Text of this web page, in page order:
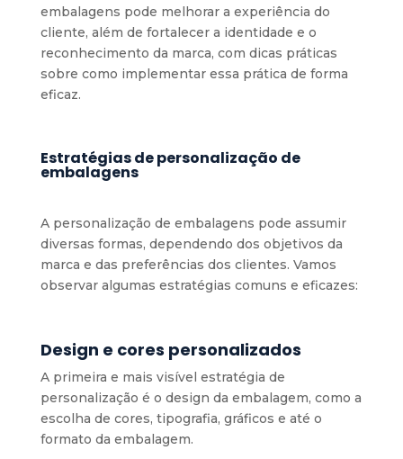
embalagens pode melhorar a experiência do
cliente, além de fortalecer a identidade e o
reconhecimento da marca, com dicas práticas
sobre como implementar essa prática de forma
eficaz.
Estratégias de personalização de
embalagens
A personalização de embalagens pode assumir
diversas formas, dependendo dos objetivos da
marca e das preferências dos clientes. Vamos
observar algumas estratégias comuns e eficazes:
Design e cores personalizados
A primeira e mais visível estratégia de
personalização é o design da embalagem, como a
escolha de cores, tipografia, gráficos e até o
formato da embalagem.